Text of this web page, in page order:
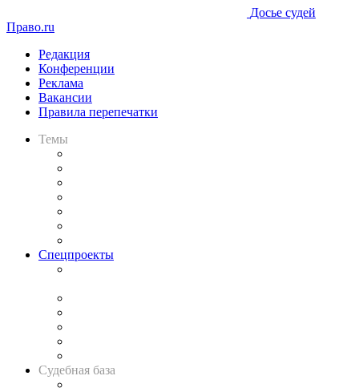
Досье судей
Право.ru
Редакция
Конференции
Реклама
Вакансии
Правила перепечатки
Темы
Спецпроекты
Судебная база